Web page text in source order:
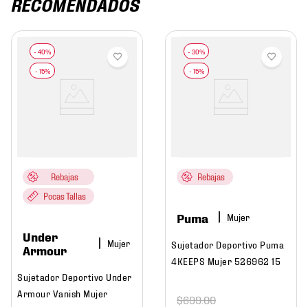
RECOMENDADOS
Rebajas
Pocas Tallas
Under
Armour
Mujer
Sujetador Deportivo Under
Armour Vanish Mujer
Rebajas
Puma Mujer
Sujetador Deportivo Puma
4KEEPS Mujer 526962 15
$699.00